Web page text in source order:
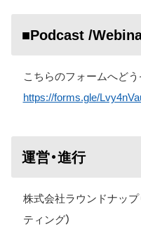
■Podcast /
こちらのフォームへどう
https://forms.gle/
運営・進行
株式会社ラウンドナッ
ティング）